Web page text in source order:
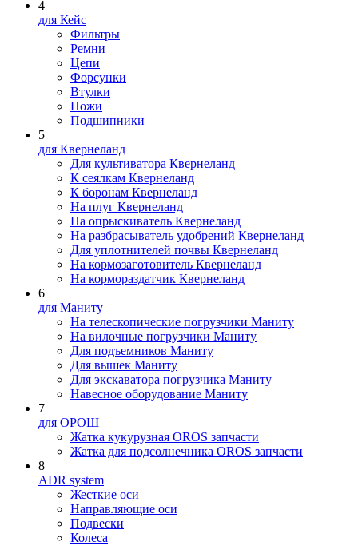
4
для Кейс
Фильтры
Ремни
Цепи
Форсунки
Втулки
Ножи
Подшипники
5
для Квернеланд
Для культиватора Квернеланд
К сеялкам Квернеланд
К боронам Квернеланд
На плуг Квернеланд
На опрыскиватель Квернеланд
На разбрасыватель удобрений Квернеланд
Для уплотнителей почвы Квернеланд
На кормозаготовитель Квернеланд
На кормораздатчик Квернеланд
6
для Маниту
На телескопические погрузчики Маниту
На вилочные погрузчики Маниту
Для подъемников Маниту
Для вышек Маниту
Для экскаватора погрузчика Маниту
Навесное оборудование Маниту
7
для ОРОШ
Жатка кукурузная OROS запчасти
Жатка для подсолнечника OROS запчасти
8
ADR system
Жесткие оси
Направляющие оси
Подвески
Колеса